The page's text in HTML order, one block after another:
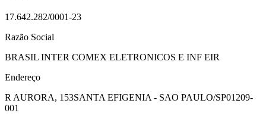
17.642.282/0001-23
Razão Social
BRASIL INTER COMEX ELETRONICOS E INF EIR
Endereço
R AURORA, 153SANTA EFIGENIA - SAO PAULO/SP01209-
001